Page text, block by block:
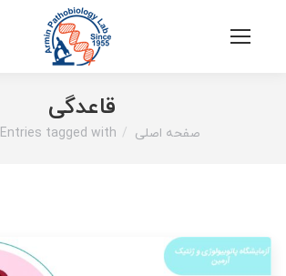
قاعدگی
You are here:
صفحه اصلی Entries tagged with "قاعدگی"